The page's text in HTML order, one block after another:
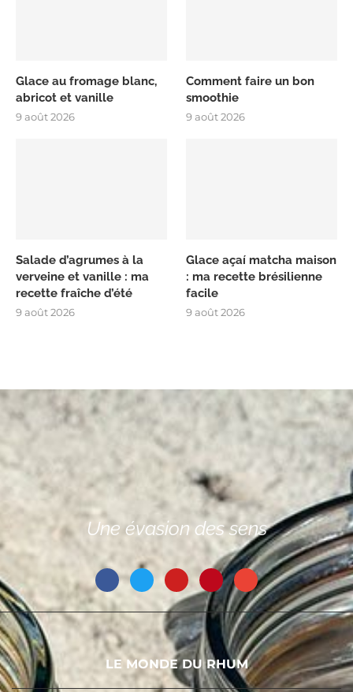
Glace au fromage blanc,
abricot et vanille
9 août 2026
Comment faire un bon
smoothie
9 août 2026
Salade d’agrumes à la
verveine et vanille : ma
recette fraîche d’été
9 août 2026
Glace açaí matcha maison
: ma recette brésilienne
facile
9 août 2026
Une évasion des sens
LE MONDE DU RHUM